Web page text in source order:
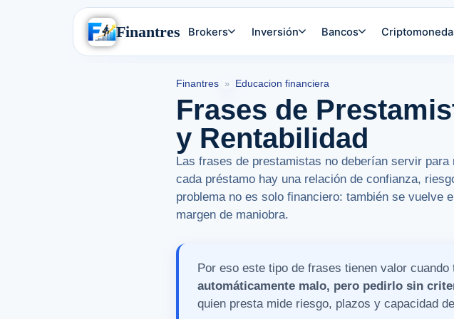
Finantres Brokers Inversión Bancos
Finantres » Educacion financiera
Frases de
y Rentabilidad
Las frases de prestamistas no deberían servir
cada préstamo hay una relación de confianza,
problema no es solo financiero: también se vuelve
margen de maniobra.
Por eso este tipo de frases tienen valor
automáticamente malo, pero pedirlo sin
quien presta mide riesgo, plazos y capacidad